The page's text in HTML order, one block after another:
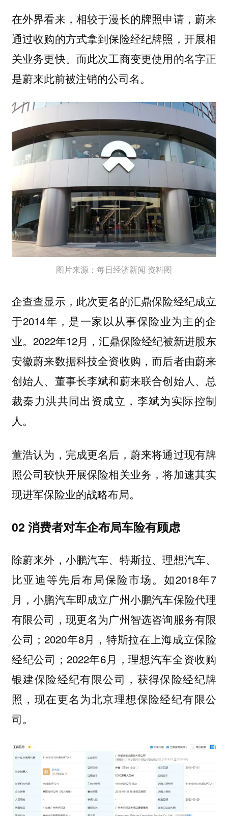
在外界看来，相较于漫长的牌照申请，蔚来
通过收购的方式拿到保险经纪牌照，开展相
关业务更快。而此次工商变更使用的名字正
是蔚来此前被注销的公司名。
图片来源：每日经济新闻 资料图
企查查显示，此次更名的汇鼎保险经纪成立
于2014年，是一家以从事保险业为主的企
业。2022年12月，汇鼎保险经纪被新进股东
安徽蔚来数据科技全资收购，而后者由蔚来
创始人、董事长李斌和蔚来联合创始人、总
裁秦力洪共同出资成立，李斌为实际控制
人。
董浩认为，完成更名后，蔚来将通过现有牌
照公司较快开展保险相关业务，将加速其实
现进军保险业的战略布局。
02 消费者对车企布局车险有顾虑
除蔚来外，小鹏汽车、特斯拉、理想汽车、
比亚迪等先后布局保险市场。如2018年7
月，小鹏汽车即成立广州小鹏汽车保险代理
有限公司，现更名为广州智选咨询服务有限
公司；2020年8月，特斯拉在上海成立保险
经纪公司；2022年6月，理想汽车全资收购
银建保险经纪有限公司，获得保险经纪牌
照，现在更名为北京理想保险经纪有限公
司。